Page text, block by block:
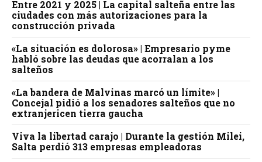
Entre 2021 y 2025 | La capital salteña entre las
ciudades con más autorizaciones para la
construcción privada
«La situación es dolorosa» | Empresario pyme
habló sobre las deudas que acorralan a los
salteños
«La bandera de Malvinas marcó un límite» |
Concejal pidió a los senadores salteños que no
extranjericen tierra gaucha
Viva la libertad carajo | Durante la gestión Milei,
Salta perdió 313 empresas empleadoras